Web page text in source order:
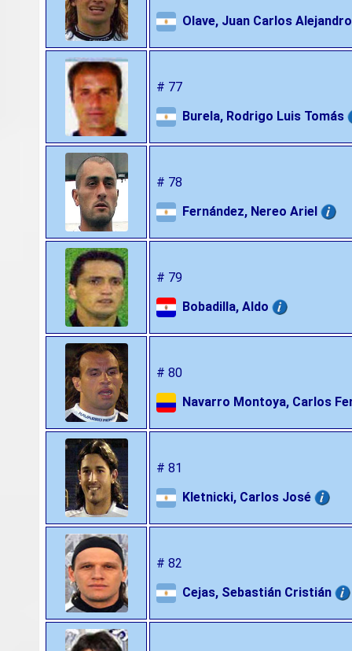
Olave, Juan Carlos Alejandro
# 77
Burela, Rodrigo Luis Tomás
# 78
Fernández, Nereo Ariel
# 79
Bobadilla, Aldo
# 80
Navarro Montoya, Carlos
# 81
Kletnicki, Carlos José
# 82
Cejas, Sebastián Cristián